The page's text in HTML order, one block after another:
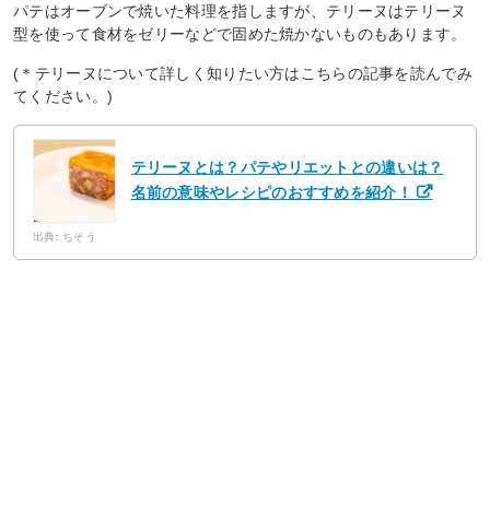
パテはオーブンで焼いた料理を指しますが、テリーヌはテリーヌ
型を使って食材をゼリーなどで固めた焼かないものもあります。
(＊テリーヌについて詳しく知りたい方はこちらの記事を読んでみ
てください。)
テリーヌとは？パテやリエットとの違いは？
名前の意味やレシピのおすすめを紹介！
出典: ちそう